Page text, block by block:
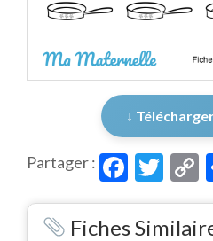
↓
Partager :
Fiches